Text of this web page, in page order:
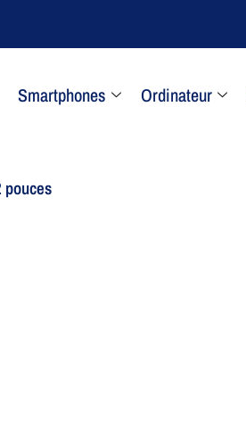
Smartphones Ordinateur
pouces